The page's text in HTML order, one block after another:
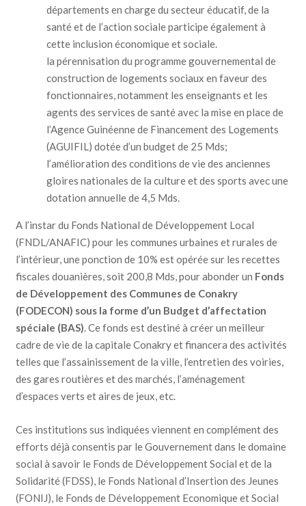
départements en charge du secteur éducatif, de la
santé et de l’action sociale participe également à
cette inclusion économique et sociale.
la pérennisation du programme gouvernemental de
construction de logements sociaux en faveur des
fonctionnaires, notamment les enseignants et les
agents des services de santé avec la mise en place de
l’Agence Guinéenne de Financement des Logements
(AGUIFIL) dotée d’un budget de 25 Mds;
l’amélioration des conditions de vie des anciennes
gloires nationales de la culture et des sports avec une
dotation annuelle de 4,5 Mds.
A l’instar du Fonds National de Développement Local
(FNDL/ANAFIC) pour les communes urbaines et rurales de
l’intérieur, une ponction de 10% est opérée sur les recettes
fiscales douanières, soit 200,8 Mds, pour abonder un Fonds
de Développement des Communes de Conakry
(FODECON) sous la forme d’un Budget d’affectation
spéciale (BAS). Ce fonds est destiné à créer un meilleur
cadre de vie de la capitale Conakry et financera des activités
telles que l’assainissement de la ville, l’entretien des voiries,
des gares routières et des marchés, l’aménagement
d’espaces verts et aires de jeux, etc.
Ces institutions sus indiquées viennent en complément des
efforts déjà consentis par le Gouvernement dans le domaine
social à savoir le Fonds de Développement Social et de la
Solidarité (FDSS), le Fonds National d’Insertion des Jeunes
(FONIJ), le Fonds de Développement Economique et Social